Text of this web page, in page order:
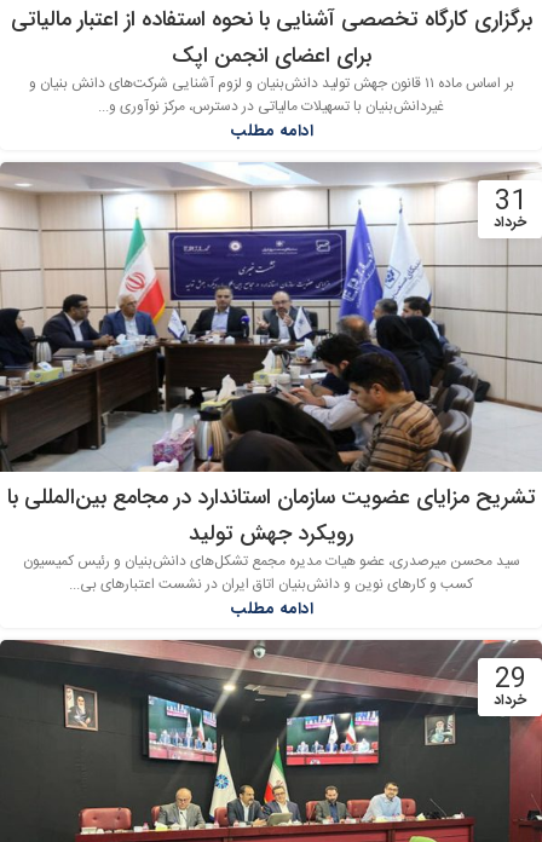
برگزاری کارگاه‌ تخصصی آشنایی با نحوه استفاده از اعتبار مالیاتی
برای اعضای انجمن اپک
بر اساس ماده ۱۱ قانون جهش تولید دانش‌بنیان و لزوم آشنایی شرکت‌های دانش بنیان و
غیردانش‌بنیان با تسهیلات مالیاتی در دسترس، مرکز نوآوری و...
ادامه مطلب
31
خرداد
تشریح مزایای عضویت سازمان استاندارد در مجامع بین‌المللی با
رویکرد جهش تولید
سید محسن میرصدری، عضو هیات مدیره مجمع تشکل‌های دانش‌بنیان و رئیس کمیسیون
کسب و کارهای نوین و دانش‌بنیان اتاق ایران در نشست اعتبارهای بی...
ادامه مطلب
29
خرداد